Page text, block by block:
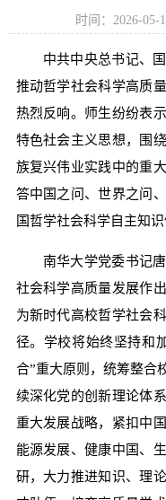
时间：2026-05-
中共中央总书记、
推动哲学社会科学高质
热烈反响。师生纷纷表
特色社会主义思想，围
族复兴伟业实践中的重
答中国之问、世界之问
国哲学社会科学自主知
南华大学党委书记
社会科学高质量发展作
为新时代高校哲学社会
径。学校将始终坚持和
合”重大原则，统筹整合
续深化党的创新理论体
重大发展战略，紧扣中
能源发展、健康中国、
研，大力推进知识、理